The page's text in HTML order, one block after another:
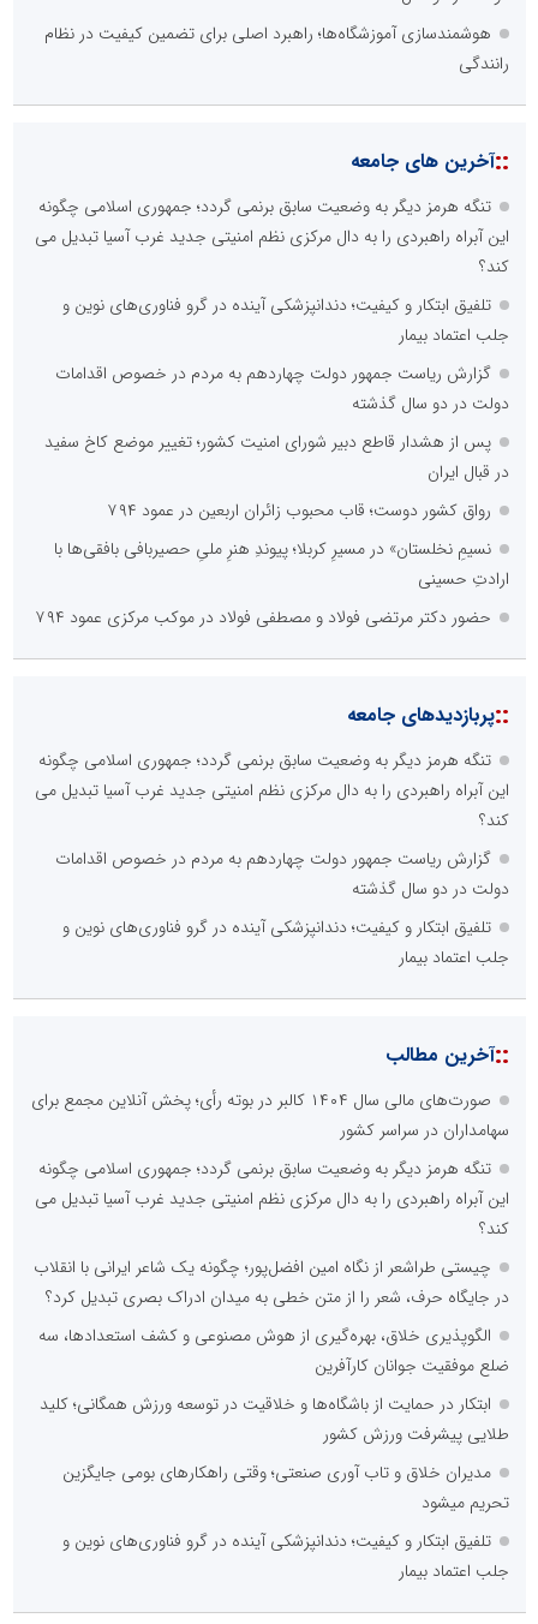
هوشمندسازی آموزشگاه‌ها؛ راهبرد اصلی برای تضمین کیفیت در نظام
رانندگی
::آخرین های جامعه
تنگه هرمز دیگر به وضعیت سابق برنمی گردد؛ جمهوری اسلامی چگونه
این آبراه راهبردی را به دال مرکزی نظم امنیتی جدید غرب آسیا تبدیل می
کند؟
تلفیق ابتکار و کیفیت؛ دندانپزشکی آینده در گرو فناوری‌های نوین و
جلب اعتماد بیمار
گزارش ریاست جمهور دولت چهاردهم به مردم در خصوص اقدامات
دولت در دو سال گذشته
پس از هشدار قاطع دبیر شورای امنیت کشور؛ تغییر موضع کاخ سفید
در قبال ایران
رواق کشور دوست؛ قاب محبوب زائران اربعین در عمود ۷۹۴
نسیمِ نخلستان» در مسیرِ کربلا؛ پیوندِ هنرِ ملیِ حصیربافی بافقی‌ها با
ارادتِ حسینی
حضور دکتر مرتضی فولاد و مصطفی فولاد در موکب مرکزی عمود ۷۹۴
::پربازدیدهای جامعه
تنگه هرمز دیگر به وضعیت سابق برنمی گردد؛ جمهوری اسلامی چگونه
این آبراه راهبردی را به دال مرکزی نظم امنیتی جدید غرب آسیا تبدیل می
کند؟
گزارش ریاست جمهور دولت چهاردهم به مردم در خصوص اقدامات
دولت در دو سال گذشته
تلفیق ابتکار و کیفیت؛ دندانپزشکی آینده در گرو فناوری‌های نوین و
جلب اعتماد بیمار
::آخرین مطالب
صورت‌های مالی سال ۱۴۰۴ کالبر در بوته رأی؛ پخش آنلاین مجمع برای
سهامداران در سراسر کشور
تنگه هرمز دیگر به وضعیت سابق برنمی گردد؛ جمهوری اسلامی چگونه
این آبراه راهبردی را به دال مرکزی نظم امنیتی جدید غرب آسیا تبدیل می
کند؟
چیستی طراشعر از نگاه امین افضل‌پور؛ چگونه یک شاعر ایرانی با انقلاب
در جایگاه حرف، شعر را از متن خطی به میدان ادراک بصری تبدیل کرد؟
الگوپذیری خلاق، بهره‌گیری از هوش مصنوعی و کشف استعدادها، سه
ضلع موفقیت جوانان کارآفرین
ابتکار در حمایت از باشگاه‌ها و خلاقیت در توسعه ورزش همگانی؛ کلید
طلایی پیشرفت ورزش کشور
مدیران خلاق و تاب آوری صنعتی؛ وقتی راهکارهای بومی جایگزین
تحریم میشود
تلفیق ابتکار و کیفیت؛ دندانپزشکی آینده در گرو فناوری‌های نوین و
جلب اعتماد بیمار